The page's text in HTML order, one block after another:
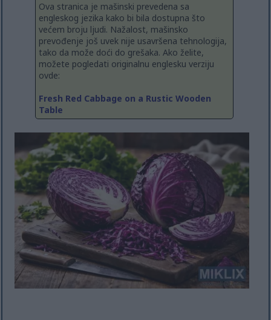
Ova stranica je mašinski prevedena sa
engleskog jezika kako bi bila dostupna što
većem broju ljudi. Nažalost, mašinsko
prevođenje još uvek nije usavršena tehnologija,
tako da može doći do grešaka. Ako želite,
možete pogledati originalnu englesku verziju
ovde:
Fresh Red Cabbage on a Rustic Wooden
Table